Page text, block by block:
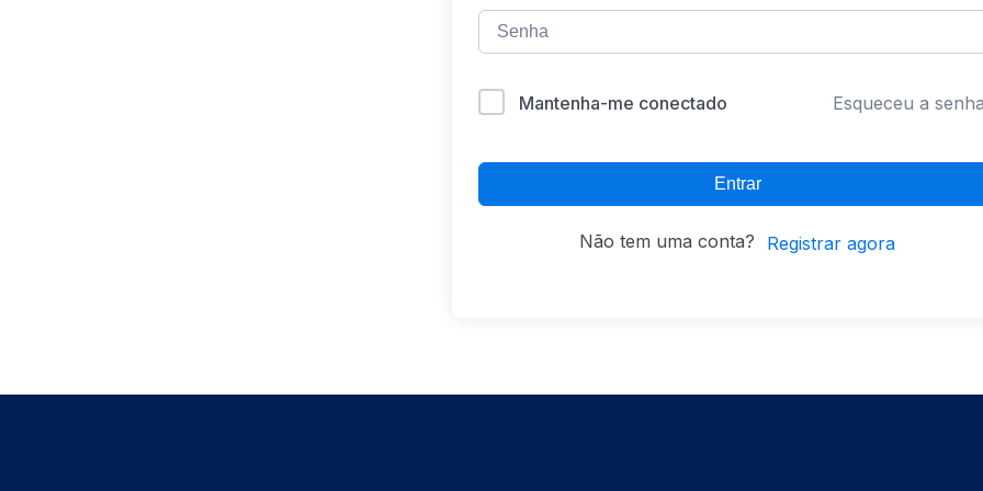
Mantenha-me conectado Esqueceu a
Entrar
Não tem uma conta? Registrar agora